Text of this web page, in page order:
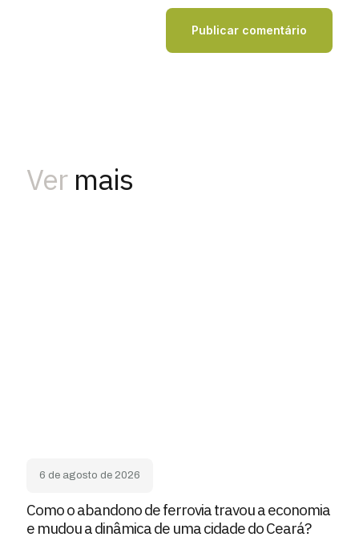
Ver mais
6 de agosto de 2026
Como o abandono de ferrovia travou a economia
e mudou a dinâmica de uma cidade do Ceará?